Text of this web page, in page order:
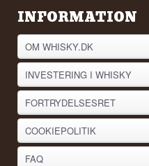
INFORMATION
OM WHISKY.DK
INVESTERING I WHISKY
FORTRYDELSESRET
COOKIEPOLITIK
FAQ